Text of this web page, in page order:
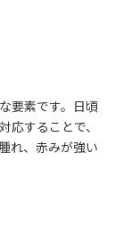
要素です。日頃
することで、
れ、赤みが強い